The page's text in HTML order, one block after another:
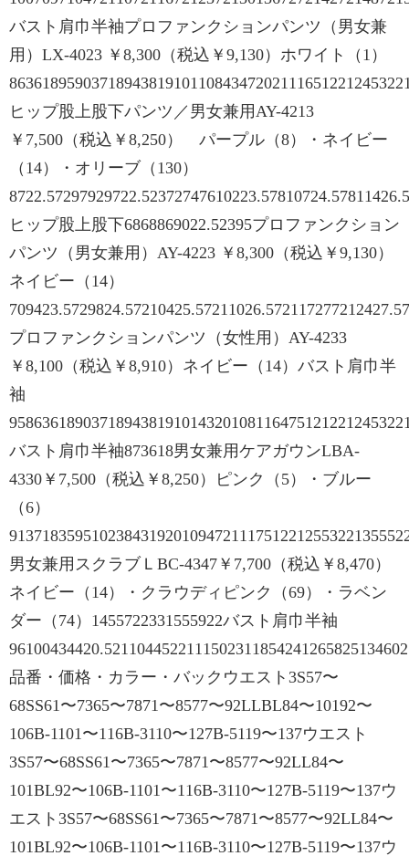
バスト肩巾半袖プロファンクションパンツ（男女兼
用）LX-4023 ￥8,300（税込￥9,130）ホワイト（1）
ヒップ股上股下パンツ／男女兼用AY-4213
￥7,500（税込￥8,250） パープル（8）・ネイビー
（14）・オリーブ（130）
ヒップ股上股下6868869022.52395プロファンクション
パンツ（男女兼用）AY-4223 ￥8,300（税込￥9,130）
ネイビー（14）
プロファンクションパンツ（女性用）AY-4233
￥8,100（税込￥8,910）ネイビー（14）バスト肩巾半
袖
バスト肩巾半袖873618男女兼用ケアガウンLBA-
4330￥7,500（税込￥8,250）ピンク（5）・ブルー
（6）
男女兼用スクラブＬBC-4347￥7,700（税込￥8,470）
ネイビー（14）・クラウディピンク（69）・ラベン
ダー（74）1455722331555922バスト肩巾半袖
品番・価格・カラー・バックウエスト3S57〜
68SS61〜7365〜7871〜8577〜92LLBL84〜10192〜
106B-1101〜116B-3110〜127B-5119〜137ウエスト
3S57〜68SS61〜7365〜7871〜8577〜92LL84〜
101BL92〜106B-1101〜116B-3110〜127B-5119〜137ウ
エスト3S57〜68SS61〜7365〜7871〜8577〜92LL84〜
101BL92〜106B-1101〜116B-3110〜127B-5119〜137ウ